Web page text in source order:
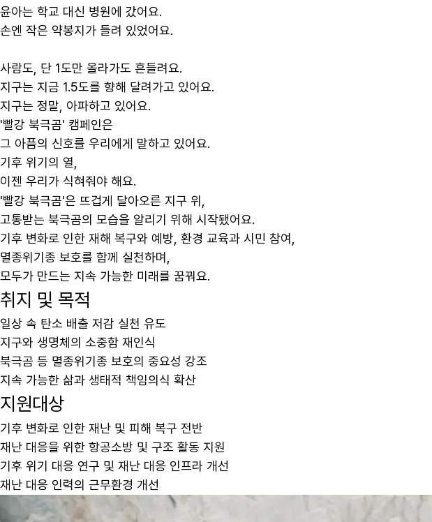
윤아는 학교 대신 병원에 갔어요.
손엔 작은 약봉지가 들려 있었어요.
사람도, 단 1도만 올라가도 흔들려요.
지구는 지금 1.5도를 향해 달려가고 있어요.
지구는 정말, 아파하고 있어요.
'빨강 북극곰' 캠페인은
그 아픔의 신호를 우리에게 말하고 있어요.
기후 위기의 열,
이젠 우리가 식혀줘야 해요.
'빨강 북극곰'은 뜨겁게 달아오른 지구 위,
고통받는 북극곰의 모습을 알리기 위해 시작됐어요.
기후 변화로 인한 재해 복구와 예방, 환경 교육과 시민 참여,
멸종위기종 보호를 함께 실천하며,
모두가 만드는 지속 가능한 미래를 꿈꿔요.
취지 및 목적
일상 속 탄소 배출 저감 실천 유도
지구와 생명체의 소중함 재인식
북극곰 등 멸종위기종 보호의 중요성 강조
지속 가능한 삶과 생태적 책임의식 확산
지원대상
기후 변화로 인한 재난 및 피해 복구 전반
재난 대응을 위한 항공소방 및 구조 활동 지원
기후 위기 대응 연구 및 재난 대응 인프라 개선
재난 대응 인력의 근무환경 개선